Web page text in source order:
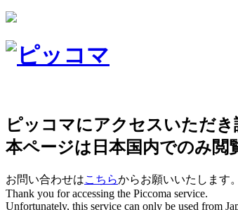
ピッコマにアクセスいただ
本ページは日本国内でのみ閲
お問い合わせはこちらからお願いいたします。
Thank you for accessing the Piccoma service.
Unfortunately, this service can only be used from